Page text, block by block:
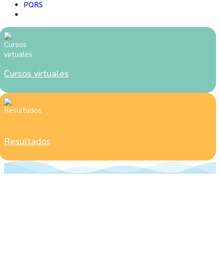
PQRS
Cursos virtuales
Resultados